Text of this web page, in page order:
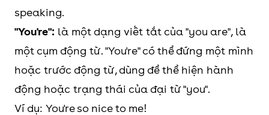
speaking.
"You're": là một dạng viết tắt của "you are", là
một cụm động từ. "You're" có thể đứng một mình
hoặc trước động từ, dùng để thể hiện hành
động hoặc trạng thái của đại từ "you".
Ví dụ: You're so nice to me!